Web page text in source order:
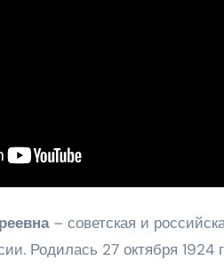
– советская и
Родилась 27 октября